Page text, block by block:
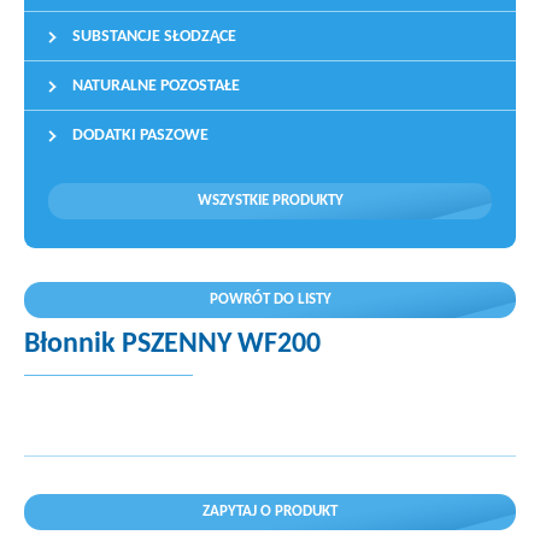
SUBSTANCJE SŁODZĄCE
NATURALNE POZOSTAŁE
DODATKI PASZOWE
WSZYSTKIE PRODUKTY
POWRÓT DO LISTY
Błonnik PSZENNY WF200
ZAPYTAJ O PRODUKT